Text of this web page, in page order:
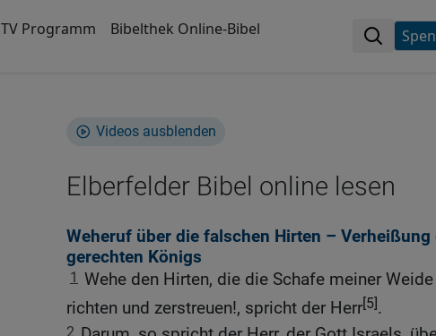
TV Programm Bibelthek Online-Bibel
Videos ausblenden
Elberfelder Bibel online lesen
Weheruf über die falschen Hirten – Verheißung
gerechten Königs
1 Wehe den Hirten, die die Schafe meiner
richten und zerstreuen!, spricht der Herr[5].
2